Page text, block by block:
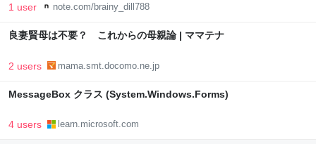
1 user note.com/brainy_dill788
良妻賢母は不要？ これからの母親論 | ママテナ
2 users mama.smt.docomo.ne.jp
MessageBox クラス (System.Windows.Forms)
4 users learn.microsoft.com